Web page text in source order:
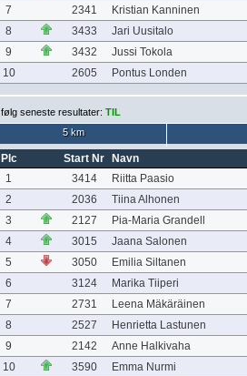
7
2341
Kristian Kanninen
8
3433
Jari Uusitalo
9
3432
Jussi Tokola
10
2605 Pontus Londen
følg seneste resultater: TIL
5 km
Plc Start Nr
Navn
1
3414
Riitta Paasio
2
2036
Tiina Alhonen
3
2127
Pia-Maria Grandell
4
3015
Jaana Salonen
5
3050
Emilia Siltanen
6
3124
Marika Tiiperi
7
2731
Leena Mäkäräinen
8
2527
Henrietta Lastunen
9
2142
Anne Halkivaha
10
3590 Emma Nurmi